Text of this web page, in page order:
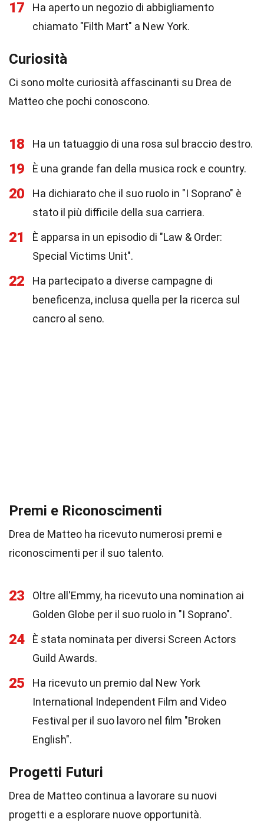
17
Ha aperto un negozio di abbigliamento
chiamato "Filth Mart" a New York.
Curiosità
Ci sono molte curiosità affascinanti su Drea de
Matteo che pochi conoscono.
18 Ha un tatuaggio di una rosa sul braccio destro.
19 È una grande fan della musica rock e country.
20
Ha dichiarato che il suo ruolo in "I Soprano" è
stato il più difficile della sua carriera.
21
È apparsa in un episodio di "Law & Order:
Special Victims Unit".
22
Ha partecipato a diverse campagne di
beneficenza, inclusa quella per la ricerca sul
cancro al seno.
Premi e Riconoscimenti
Drea de Matteo ha ricevuto numerosi premi e
riconoscimenti per il suo talento.
23
Oltre all'Emmy, ha ricevuto una nomination ai
Golden Globe per il suo ruolo in "I Soprano".
24
È stata nominata per diversi Screen Actors
Guild Awards.
25
Ha ricevuto un premio dal New York
International Independent Film and Video
Festival per il suo lavoro nel film "Broken
English".
Progetti Futuri
Drea de Matteo continua a lavorare su nuovi
progetti e a esplorare nuove opportunità.